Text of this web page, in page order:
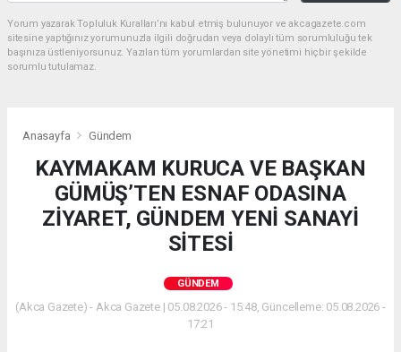
Yorum yazarak Topluluk Kuralları’nı kabul etmiş bulunuyor ve akcagazete.com
sitesine yaptığınız yorumunuzla ilgili doğrudan veya dolaylı tüm sorumluluğu tek
başınıza üstleniyorsunuz. Yazılan tüm yorumlardan site yönetimi hiçbir şekilde
sorumlu tutulamaz.
Anasayfa Gündem
KAYMAKAM KURUCA VE BAŞKAN
GÜMÜŞ’TEN ESNAF ODASINA
ZİYARET, GÜNDEM YENİ SANAYİ
SİTESİ
GÜNDEM
(Akca Gazete) - Akca Gazete | 05.08.2026 - 15:48, Güncelleme: 05.08.2026 -
17:21